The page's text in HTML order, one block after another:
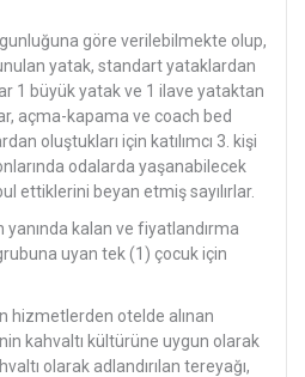
göre verilebilmekte olup,
yatak, standart yataklardan
1 büyük yatak ve 1 ilave yataktan
açma-kapama ve coach bed
oluştukları için katılımcı 3. kişi
odalarda yaşanabilecek
ettiklerini beyan etmiş sayılırlar.
kalan ve fiyatlandırma
uyan tek (1) çocuk için
hizmetlerden otelde alınan
kahvaltı kültürüne uygun olarak
olarak adlandırılan tereyağı,